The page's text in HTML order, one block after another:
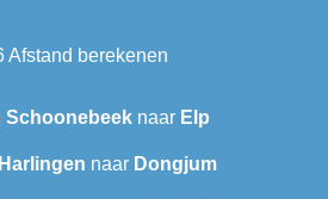
Afstand berekenen
Schoonebeeknaar Elp
Harlingen naar Dongjum